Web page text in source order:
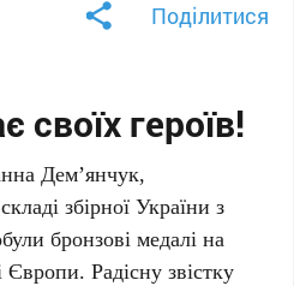
Поділитися
своїх героїв!
Дем’янчук,
збірної України з
бронзові медалі на
Радісну звістку